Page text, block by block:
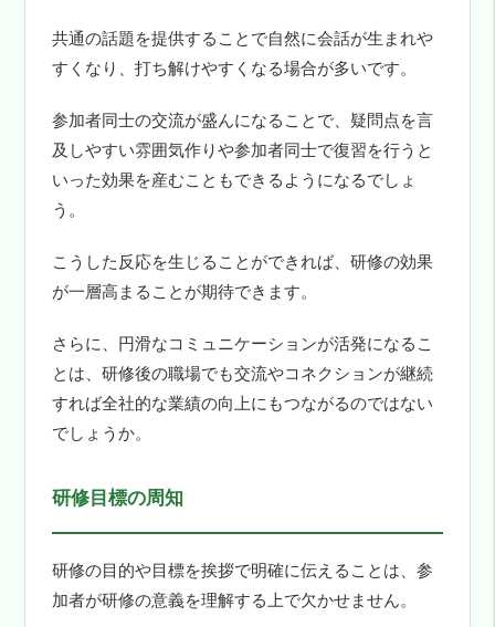
共通の話題を提供することで自然に会話が生まれや
すくなり、打ち解けやすくなる場合が多いです。
参加者同士の交流が盛んになることで、疑問点を言
及しやすい雰囲気作りや参加者同士で復習を行うと
いった効果を産むこともできるようになるでしょ
う。
こうした反応を生じることができれば、研修の効果
が一層高まることが期待できます。
さらに、円滑なコミュニケーションが活発になるこ
とは、研修後の職場でも交流やコネクションが継続
すれば全社的な業績の向上にもつながるのではない
でしょうか。
研修目標の周知
研修の目的や目標を挨拶で明確に伝えることは、参
加者が研修の意義を理解する上で欠かせません。